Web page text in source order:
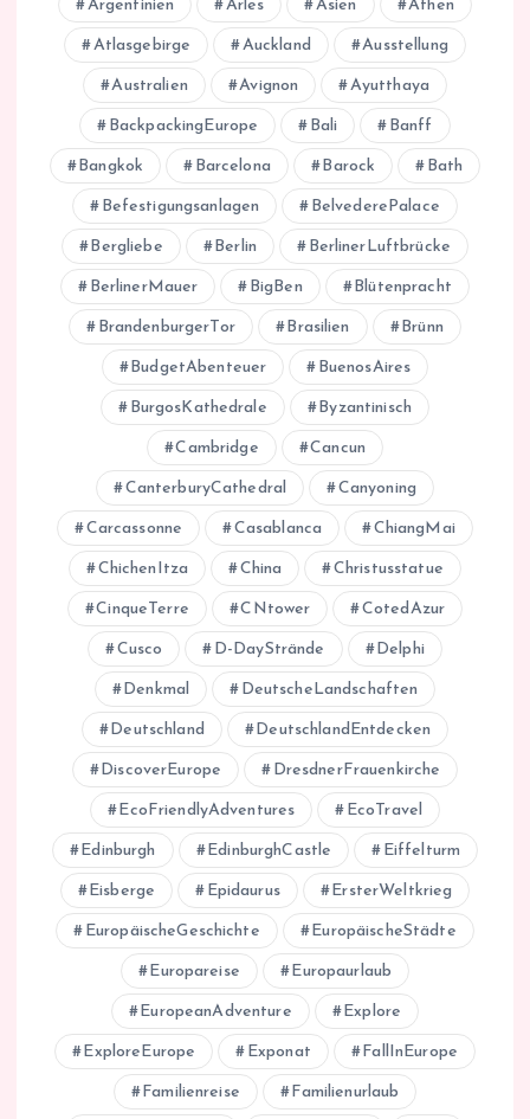
Argentinien Arles Asien Athen
Atlasgebirge Auckland Ausstellung
Australien Avignon Ayutthaya
BackpackingEurope Bali Banff
Bangkok Barcelona Barock Bath
Befestigungsanlagen BelvederePalace
Bergliebe Berlin BerlinerLuftbrücke
BerlinerMauer BigBen Blütenpracht
BrandenburgerTor Brasilien Brünn
BudgetAbenteuer BuenosAires
BurgosKathedrale Byzantinisch
Cambridge Cancun
CanterburyCathedral Canyoning
Carcassonne Casablanca ChiangMai
ChichenItza China Christusstatue
CinqueTerre CNtower CotedAzur
Cusco D-DayStrände Delphi
Denkmal DeutscheLandschaften
Deutschland DeutschlandEntdecken
DiscoverEurope DresdnerFrauenkirche
EcoFriendlyAdventures EcoTravel
Edinburgh EdinburghCastle Eiffelturm
Eisberge Epidaurus ErsterWeltkrieg
EuropäischeGeschichte EuropäischeStädte
Europareise Europaurlaub
EuropeanAdventure Explore
ExploreEurope Exponat FallInEurope
Familienreise Familienurlaub